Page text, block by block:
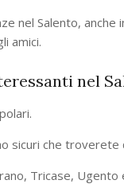
nel Salento, anche
amici.
nel
sicuri che troverete
Tricase, Ugento